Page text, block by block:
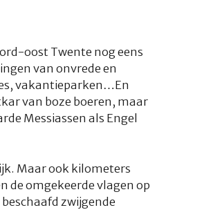
oost Twente nog eens
van onvrede en
vakantieparken…En
van boze boeren, maar
Messiassen als Engel
Maar ook kilometers
de omgekeerde vlagen op
zwijgende